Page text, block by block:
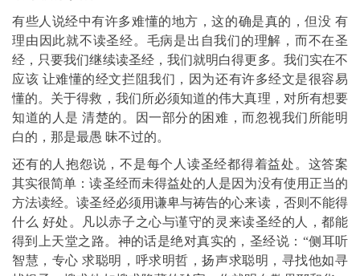
有些人说经中有许多难懂的地方，这的确是真的，但没 有
理由因此就不读圣经。毛病是出自我们的理解，而不在圣
经，只要我们继续读圣经，我们就明白得更多。我们实在不
应该 让难懂的经文拦阻我们，因为还有许多经文是很容易
懂的。关于得救，我们所必须知道的伟大真理，对所有想要
知道的人是 清楚的。因一部分的困难，而忽视我们所能明
白的，那是最愚 昧不过的。
还有的人抱怨说，不是每个人读圣经都得着益处。这答案
其实很简单：读圣经而未得益处的人是因为没有使用正当的
方法读经。读圣经必须用谦卑与祷告的心来读，否则不能得
什么 好处。凡以赤子之心与谨守的灵来读圣经的人，都能
得到上天堂之路。神的话是绝对真实的，圣经说：“侧耳听
智慧，专心 求聪明，呼求明哲，扬声求聪明，寻找他如寻